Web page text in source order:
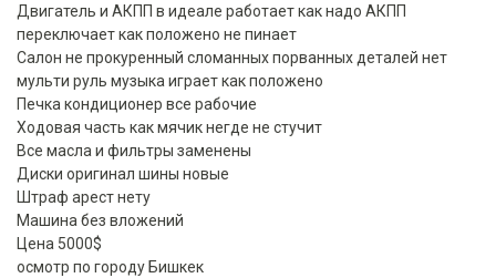
Двигатель и АКПП в идеале работает как надо АКПП
переключает как положено не пинает
Салон не прокуренный сломанных порванных деталей нет
мульти руль музыка играет как положено
Печка кондиционер все рабочие
Ходовая часть как мячик негде не стучит
Все масла и фильтры заменены
Диски оригинал шины новые
Штраф арест нету
Машина без вложений
Ценa 5000$
осмотр по городу Бишкек